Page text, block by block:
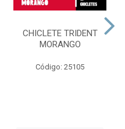
CHICLETE TRIDENT
MORANGO
Código: 25105